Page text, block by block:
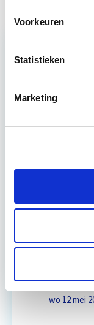
Voorkeuren
Statistieken
Marketing
De
4 uur per
wo 12 mei